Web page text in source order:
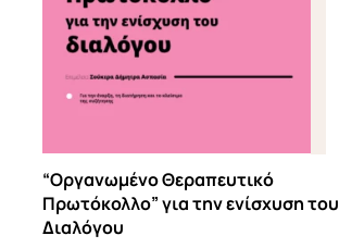
“Οργανωμένο Θεραπευτικό
Πρωτόκολλο” για την ενίσχυση του
Διαλόγου